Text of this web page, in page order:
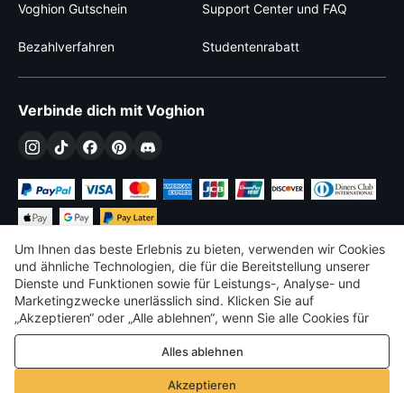
Voghion Gutschein Support Center und FAQ
Bezahlverfahren Studentenrabatt
Verbinde dich mit Voghion
€ EUR Germany
©2026 Voghion
Terms & amp; Bedingungen
Datenschutz- und Cookie-Richtlinie
Community-Richtlinien
Um Ihnen das beste Erlebnis zu bieten, verwenden wir Cookies
und ähnliche Technologien, die für die Bereitstellung unserer
Dienste und Funktionen sowie für Leistungs-, Analyse- und
Marketingzwecke unerlässlich sind. Klicken Sie auf
„Akzeptieren“ oder „Alle ablehnen“, wenn Sie alle Cookies für
Leistungs-, Analyse- und Marketingzwecke zulassen oder
ablehnen möchten. Weitere Informationen finden Sie in unserer
Datenschutz- und Cookie-Richtlinie
Alles ablehnen
Akzeptieren